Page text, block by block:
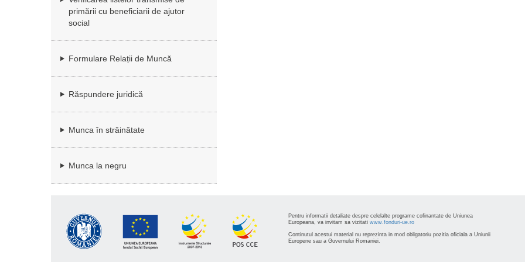
primării cu beneficiarii de ajutor
social
Formulare Relații de Muncă
Răspundere juridică
Munca în străinătate
Munca la negru
Pentru informatii detaliate despre celelalte programe cofinantate de Uniunea
Europeana, va invitam sa vizitati www.fonduri-ue.ro
Continutul acestui material nu reprezinta in mod obligatoriu pozitia oficiala a Uniunii
Europene sau a Guvernului Romaniei.